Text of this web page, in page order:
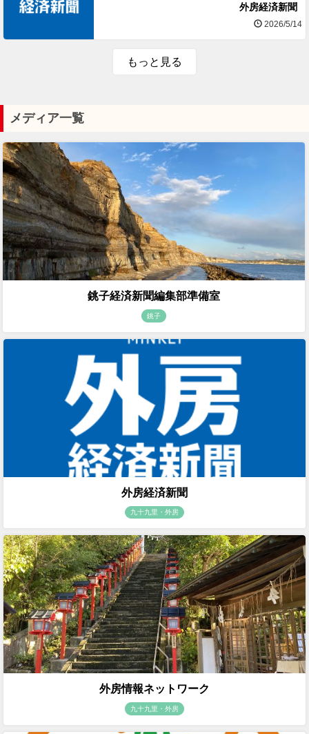
外房経済新聞
2026/5/14
もっと見る
メディア一覧
銚子経済新聞編集部準備室
銚子
外房経済新聞
九十九里・外房
外房情報ネットワーク
九十九里・外房